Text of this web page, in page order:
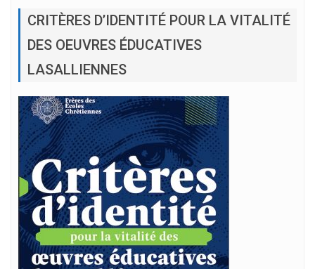
CRITÈRES D’IDENTITÉ POUR LA VITALITÉ
DES OEUVRES ÉDUCATIVES
LASALLIENNES